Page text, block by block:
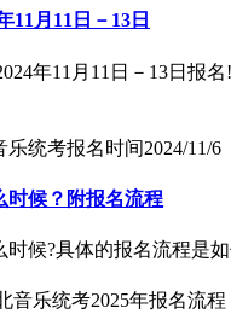
11月11日－13日
年11月11日－13日
乐统考报名时间2024/11/6
时候？附报名流程
候?具体的报名流程是